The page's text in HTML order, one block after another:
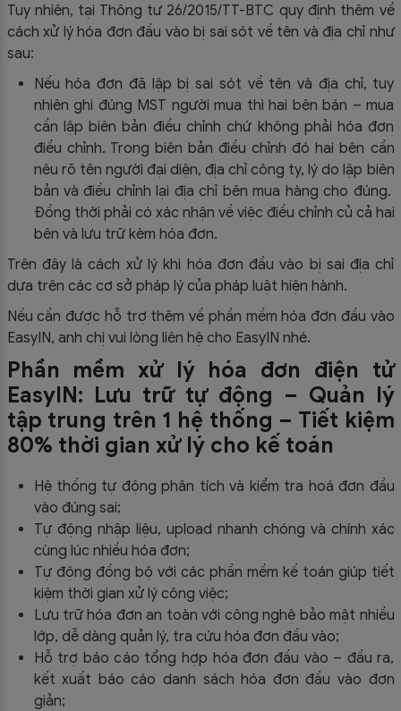
Tuy nhiên, tại Thông tư 26/2015/TT-BTC quy định thêm về
cách xử lý hóa đơn đầu vào bị sai sót về tên và địa chỉ như
sau:
Nếu hóa đơn đã lập bị sai sót về tên và địa chỉ, tuy
nhiên ghi đúng MST người mua thì hai bên bán – mua
cần lập biên bản điều chỉnh chứ không phải hóa đơn
điều chỉnh. Trong biên bản điều chỉnh đó hai bên cần
nêu rõ tên người đại diện, địa chỉ công ty, lý do lập biên
bản và điều chỉnh lại địa chỉ bên mua hàng cho đúng.
Đồng thời phải có xác nhận về việc điều chỉnh củ cả hai
bên và lưu trữ kèm hóa đơn.
Trên đây là cách xử lý khi hóa đơn đầu vào bị sai địa chỉ
dựa trên các cơ sở pháp lý của pháp luật hiện hành.
Nếu cần được hỗ trợ thêm về phần mềm hóa đơn đầu vào
EasyIN, anh chị vui lòng liên hệ cho EasyIN nhé.
Phần mềm xử lý hóa đơn điện tử
EasyIN: Lưu trữ tự động – Quản lý
tập trung trên 1 hệ thống – Tiết kiệm
80% thời gian xử lý cho kế toán
Hệ thống tự động phân tích và kiểm tra hoá đơn đầu
vào đúng sai;
Tự động nhập liệu, upload nhanh chóng và chính xác
cùng lúc nhiều hóa đơn;
Tự động đồng bộ với các phần mềm kế toán giúp tiết
kiệm thời gian xử lý công việc;
Lưu trữ hóa đơn an toàn với công nghệ bảo mật nhiều
lớp, dễ dàng quản lý, tra cứu hóa đơn đầu vào;
Hỗ trợ báo cáo tổng hợp hóa đơn đầu vào – đầu ra,
kết xuất báo cáo danh sách hóa đơn đầu vào đơn
giản;